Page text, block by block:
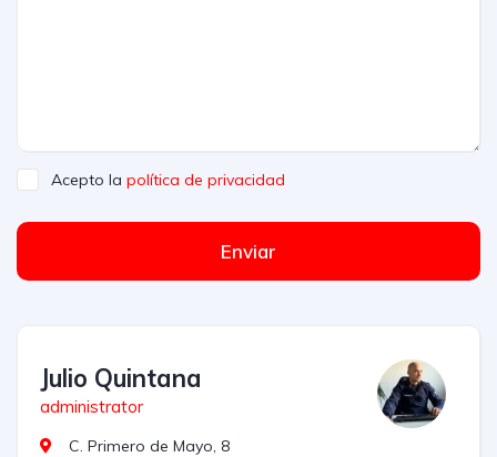
Acepto la política de privacidad
Enviar
Julio Quintana
administrator
C. Primero de Mayo, 8